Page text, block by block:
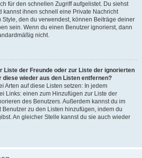
für den schnellen Zugriff aufgelistet. Du siehst
kannst ihnen schnell eine Private Nachricht
den du verwendest, können Beiträge deiner
sein. Wenn du einen Benutzer ignorierst, dann
nicht.
Liste der Freunde oder zur Liste der ignorierten
diese wieder aus den Listen entfernen?
Arten auf diese Listen setzen: In jedem
Links: einen zum Hinzufügen zur Liste der
des Benutzers. Außerdem kannst du im
zu den Listen hinzufügen, indem du
An gleicher Stelle kannst du sie auch wieder